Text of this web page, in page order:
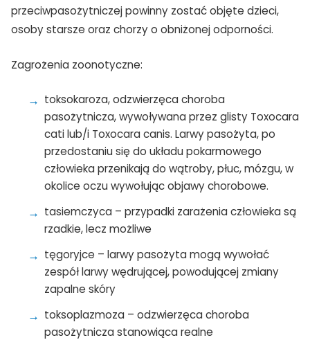
przeciwpasożytniczej powinny zostać objęte dzieci,
osoby starsze oraz chorzy o obniżonej odporności.
Zagrożenia zoonotyczne:
toksokaroza, odzwierzęca choroba
pasożytnicza, wywoływana przez glisty Toxocara
cati lub/i Toxocara canis. Larwy pasożyta, po
przedostaniu się do układu pokarmowego
człowieka przenikają do wątroby, płuc, mózgu, w
okolice oczu wywołując objawy chorobowe.
tasiemczyca – przypadki zarażenia człowieka są
rzadkie, lecz możliwe
tęgoryjce – larwy pasożyta mogą wywołać
zespół larwy wędrującej, powodującej zmiany
zapalne skóry
toksoplazmoza – odzwierzęca choroba
pasożytnicza stanowiąca realne